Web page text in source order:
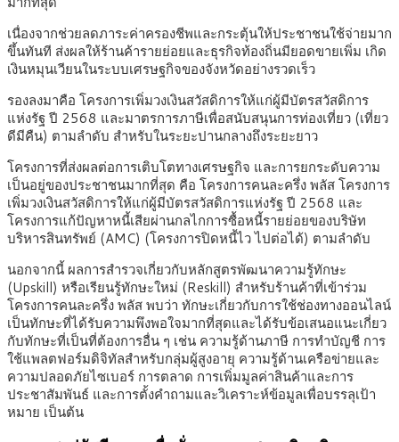
เนื่องจากช่วยลดภาระค่าครองชีพและกระตุ้นให้ประชาชนใช้จ่ายมาก
ขึ้นทันที ส่งผลให้ร้านค้ารายย่อยและธุรกิจท้องถิ่นมียอดขายเพิ่ม เกิด
เงินหมุนเวียนในระบบเศรษฐกิจของจังหวัดอย่างรวดเร็ว
รองลงมาคือ โครงการเพิ่มวงเงินสวัสดิการให้แก่ผู้มีบัตรสวัสดิการ
แห่งรัฐ ปี 2568 และมาตรการภาษีเพื่อสนับสนุนการท่องเที่ยว (เที่ยว
ดีมีคืน) ตามลำดับ สำหรับในระยะปานกลางถึงระยะยาว
โครงการที่ส่งผลต่อการเติบโตทางเศรษฐกิจ และการยกระดับความ
เป็นอยู่ของประชาชนมากที่สุด คือ โครงการคนละครึ่ง พลัส โครงการ
เพิ่มวงเงินสวัสดิการให้แก่ผู้มีบัตรสวัสดิการแห่งรัฐ ปี 2568 และ
โครงการแก้ปัญหาหนี้เสียผ่านกลไกการซื้อหนี้รายย่อยของบริษัท
บริหารสินทรัพย์ (AMC) (โครงการปิดหนี้ไว ไปต่อได้) ตามลำดับ
นอกจากนี้ ผลการสำรวจเกี่ยวกับหลักสูตรพัฒนาความรู้ทักษะ
(Upskill) หรือเรียนรู้ทักษะใหม่ (Reskill) สำหรับร้านค้าที่เข้าร่วม
โครงการคนละครึ่ง พลัส พบว่า ทักษะเกี่ยวกับการใช้ช่องทางออนไลน์
เป็นทักษะที่ได้รับความพึงพอใจมากที่สุดและได้รับข้อเสนอแนะเกี่ยว
กับทักษะที่เป็นที่ต้องการอื่น ๆ เช่น ความรู้ด้านภาษี การทำบัญชี การ
ใช้แพลตฟอร์มดิจิทัลสำหรับกลุ่มผู้สูงอายุ ความรู้ด้านเครือข่ายและ
ความปลอดภัยไซเบอร์ การตลาด การเพิ่มมูลค่าสินค้าและการ
ประชาสัมพันธ์ และการตั้งคำถามและวิเคราะห์ข้อมูลเพื่อบรรลุเป้า
หมาย เป็นต้น